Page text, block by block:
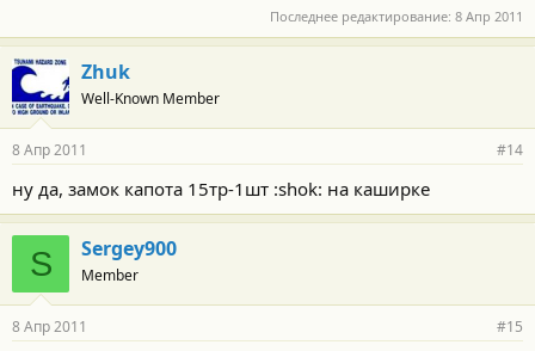
Последнее редактирование: 8 Апр 2011
Zhuk
Well-Known Member
8 Апр 2011 #14
ну да, замок капота 15тр-1шт :shok: на каширке
S Sergey900
Member
8 Апр 2011 #15